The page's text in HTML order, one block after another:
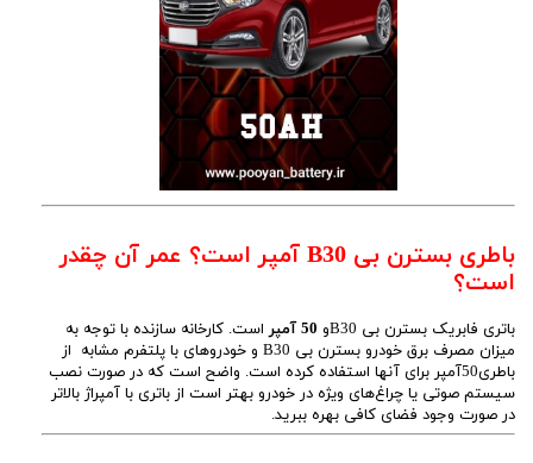
باطری بسترن بی B30 آمپر است؟ عمر آن چقدر
است؟
باتری فابریک بسترن بی B30و 50 آمپر
است. کارخانه سازنده با توجه به
میزان مصرف برق خودرو بسترن بی B30 و خودروهای با پلتفرم مشابه از
باطری50آمپر برای آنها استفاده کرده است. واضح است که در صورت نصب
سیستم صوتی یا چراغ‌های ویژه در خودرو بهتر است از باتری با آمپراژ بالاتر
در صورت وجود فضای کافی بهره ببرید.